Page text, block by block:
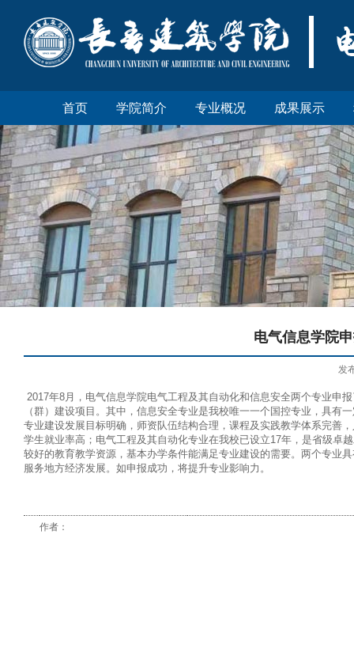
首页 学院简介 专业概况 成果展示
电气信息学院
发
2017年8月，电气信息学院电气工程及其自动化和信息安全两个专业申
（群）建设项目。其中，信息安全专业是我校唯一一个国控专业，具有
专业建设发展目标明确，师资队伍结构合理，课程及实践教学体系完善
学生就业率高；电气工程及其自动化专业在我校已设立17年，是省级卓
较好的教育教学资源，基本办学条件能满足专业建设的需要。两个专业
服务地方经济发展。如申报成功，将提升专业影响力。
作者：